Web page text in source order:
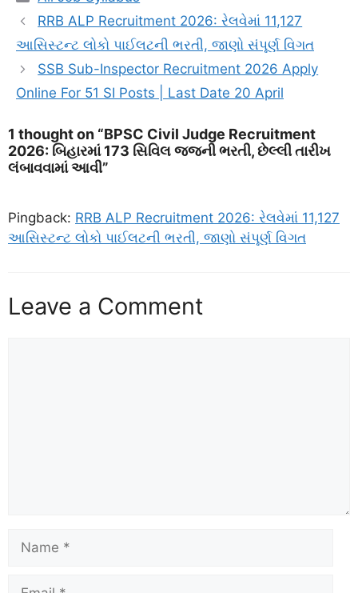
RRB ALP Recruitment 2026: રેલવેમાં 11,127
આસિસ્ટન્ટ લોકો પાઈલટની ભરતી, જાણો સંપૂર્ણ વિગત
SSB Sub-Inspector Recruitment 2026 Apply
Online For 51 SI Posts | Last Date 20 April
1 thought on “BPSC Civil Judge Recruitment
2026: બિહારમાં 173 સિવિલ જજની ભરતી, છેલ્લી તારીખ
લંબાવવામાં આવી”
Pingback: RRB ALP Recruitment 2026: રેલવેમાં 11,127
આસિસ્ટન્ટ લોકો પાઈલટની ભરતી, જાણો સંપૂર્ણ વિગત
Leave a Comment
Name
Email